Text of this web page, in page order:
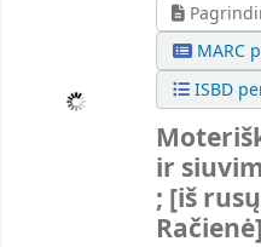
MARC
ISBD
ir
; [iš
Račienė]